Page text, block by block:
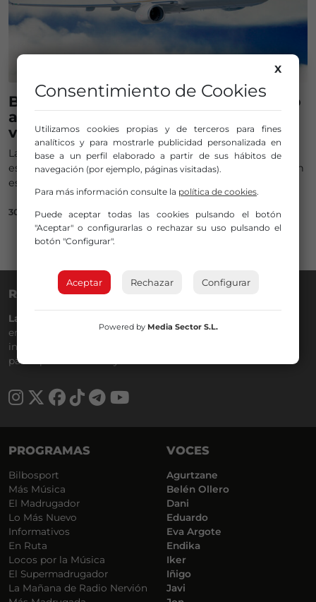
Bilbao estrena su primer vuelo directo
a Nueva York: 17.600 pasajeros este
verano
La ruta transoceánica que une Loiu con Newark arranca
este sábado y promete ser mucho más que una conexión
estacional
30/05/2025
RADIO NERVIÓN
La Gran Familia
emisora de Bilbao para todos los públicos, con Más Música,
información a menos cinco, deportes, tráfico y la
participación de los oyentes.
PROGRAMAS
Bilbosport
Más Música
El Madrugador
Lo Más Nuevo
Informativos
En Ruta
Locos por la Música
El Supermadrugador
La Mañana de Radio Nervión
VOCES
Agurtzane
Belén Ollero
Dani
Eduardo
Eva Argote
Endika
Iker
Iñigo
Javi
X
Consentimiento de Cookies
Utilizamos cookies propias y de terceros para fines
analíticos y para mostrarle publicidad personalizada en
base a un perfil elaborado a partir de sus hábitos de
navegación (por ejemplo, páginas visitadas).
Para más información consulte la política de cookies.
Puede aceptar todas las cookies pulsando el botón
"Aceptar" o configurarlas o rechazar su uso pulsando el
botón "Configurar".
Aceptar Rechazar Configurar
Powered by Media Sector S.L.